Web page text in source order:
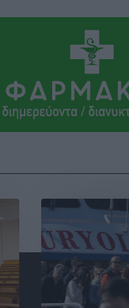
Συνελήφθη 37χρονη στη
είχε αφήσει τα τρία
χωρίς επιτήρηση
Τοπικές Ειδήσεις πριν 4 ώρες
Σταυρός Καλυθιών:
Το Yucatan Show έρχεται
τον Frankie Lluc
Πολιτιστικά• πριν 5 ώρες
Σι Τζέι Χάρις: «Να
πολλές νίκες μαζί»